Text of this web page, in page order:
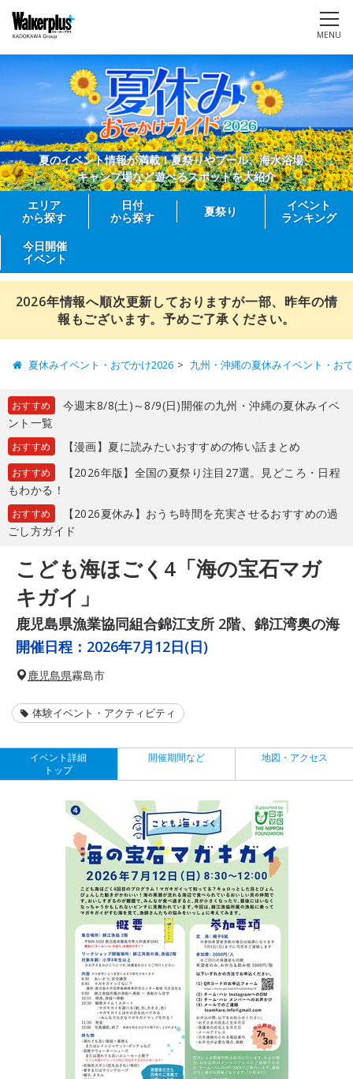
MENU
夏のイベント情報が満載！夏祭りやプール、海水浴場、
キャンプ場など遊べるスポットを大紹介
エリア
から探す
日付
から探す
夏祭り
イベント
ランキング
今日開催
イベント
2026年情報へ順次更新しておりますが一部、昨年の情
報もございます。予めご了承ください。
夏休みイベント・おでかけ2026 九州・沖縄の夏休みイベント・お
おすすめ
今週末8/8(土)～8/9(日)開催の九州・沖縄の夏休みイベ
ント一覧
おすすめ 【漫画】夏に読みたいおすすめの怖い話まとめ
おすすめ
【2026年版】全国の夏祭り注目27選。見どころ・日程
もわかる！
おすすめ
【2026夏休み】おうち時間を充実させるおすすめの過
ごし方ガイド
こども海ほごく4「海の宝石マガ
キガイ」
鹿児島県漁業協同組合錦江支所 2階、錦江湾奥の海
開催日程： 2026年7月12日(日)
鹿児島県霧島市
体験イベント・アクティビティ
イベント詳細
トップ
開催期間など 地図・アクセス